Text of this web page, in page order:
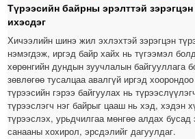
Түрээсийн байрны эрэлттэй зэрэгцэн
ихэсдэг
Хичээлийн шинэ жил эхлэхтэй зэрэгцэн
нэмэгдэж, иргэд байр хайх нь түгээмэл
хөрөнгийн дундын зуучлалын байгууллага
зөвлөгөө тусалцаа авалгүй иргэд
түрээсийн гэрээ байгуулах нь
түрээслэгч нэг байрыг цааш нь хэд, хэдэн
түрээслэх, урьдчилгаа мөнгөө алдах бусад
санааны хохирол, эрсдэлийг дагуулдаг.